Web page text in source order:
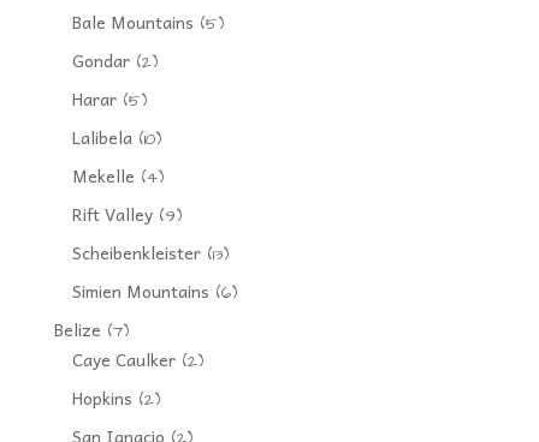
Bale Mountains (5)
Gondar(2)
Harar(5)
Lalibela(10)
Mekelle (4)
Rift Valley(9)
Scheibenkleister(13)
Simien Mountains (6)
Belize (7)
Caye Caulker(2)
Hopkins (2)
San Ignacio